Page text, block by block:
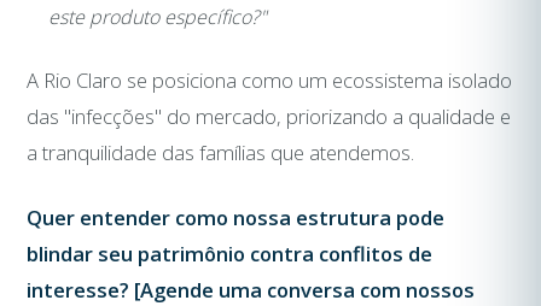
este produto específico?"
A Rio Claro se posiciona como um ecossistema isolado
das "infecções" do mercado, priorizando a qualidade e
a tranquilidade das famílias que atendemos.
Quer entender como nossa estrutura pode
blindar seu patrimônio contra conflitos de
interesse? [Agende uma conversa com nossos